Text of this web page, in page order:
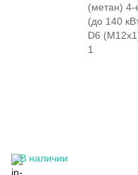
В наличии